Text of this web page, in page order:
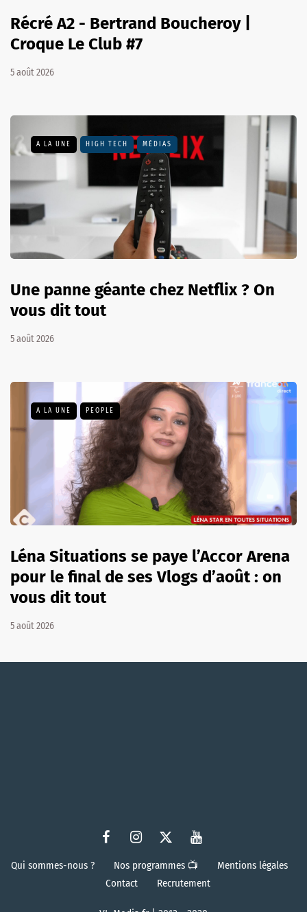
Récré A2 - Bertrand Boucheroy |
Croque Le Club #7
5 août 2026
A LA UNE HIGH TECH MÉDIAS
Une panne géante chez Netflix ? On
vous dit tout
5 août 2026
A LA UNE PEOPLE
Léna Situations se paye l’Accor Arena
pour le final de ses Vlogs d’août : on
vous dit tout
5 août 2026
Qui sommes-nous ? Nos programmes 📺
Mentions légales
Contact
Recrutement